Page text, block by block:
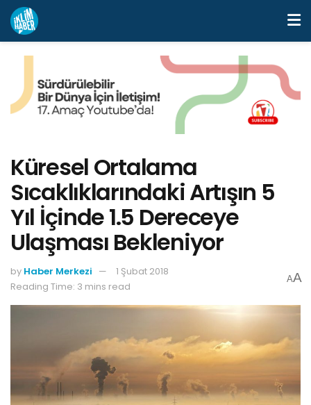
Küresel Ortalama
Sıcaklıklarındaki Artışın 5
Yıl İçinde 1.5 Dereceye
Ulaşması Bekleniyor
by Haber Merkezi
1 Şubat 2018
Reading Time: 3 mins read
AA